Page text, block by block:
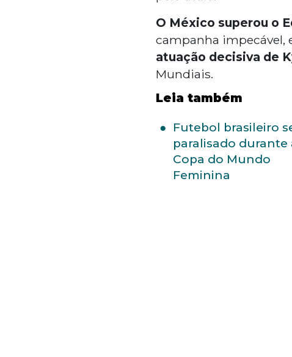
O México superou o
campanha impecável,
atuação decisiva de
Mundiais.
Leia também
Futebol brasileiro
paralisado durante
Copa do Mundo
Feminina